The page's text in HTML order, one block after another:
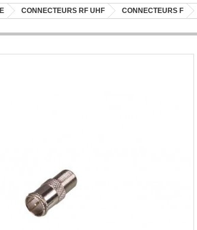
CONNECTEURS RF UHF CONNECTEURS F